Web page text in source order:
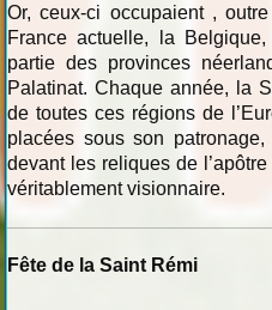
Or, ceux-ci occupaient ,
France actuelle, la
partie des provinces
Palatinat. Chaque année, la
de toutes ces régions de
placées sous son
devant les reliques de
véritablement visionnaire.
Fête de la Saint Rémi